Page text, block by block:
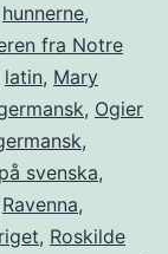
hunnerne,
fra Notre
latin, Mary
, Ogier
,
på svenska,
Ravenna,
, Roskilde